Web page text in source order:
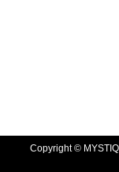
Copyright ©